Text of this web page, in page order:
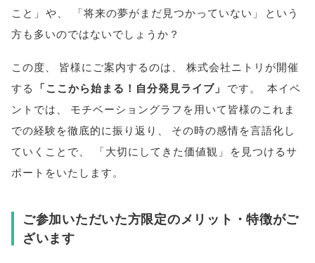
こと 」 や、 「将来の夢がまだ見つかっていない 」
という
方も多いのではないでしょうか？
この度、 皆様にご案内するのは、
株式会社ニトリが開催
する
「ここから始まる！自分発見ライブ」 です。
本イベ
ントでは、 モチベーショングラフを用いて皆様のこれま
での経験を徹底的に振り返り 、
その時の感情を言語化し
ていくことで、 「大切にしてきた価値観 」
を見つけるサ
ポートをいたします。
ご参加いただいた方限定のメリット・特徴がご
ざいます